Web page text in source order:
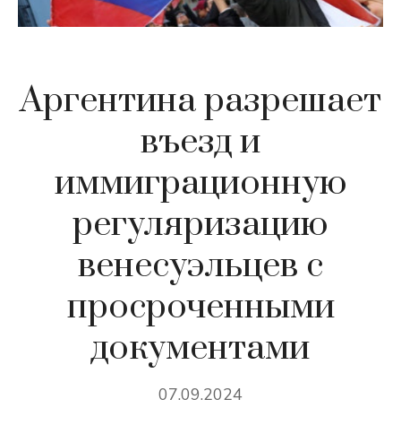
Аргентина разрешает
въезд и
иммиграционную
регуляризацию
венесуэльцев с
просроченными
документами
07.09.2024